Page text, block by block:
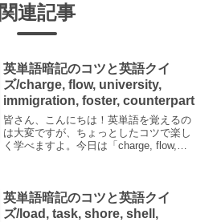
関連記事
英単語暗記のコツと英語クイ
ズ/charge, flow, university,
immigration, foster, counterpart
皆さん、こんにちは！英単語を覚えるの
は大変ですが、ちょっとしたコツで楽し
く学べますよ。今日は「charge, flow,
英単語暗記のコツと英語クイ
ズ/load, task, shore, shell,